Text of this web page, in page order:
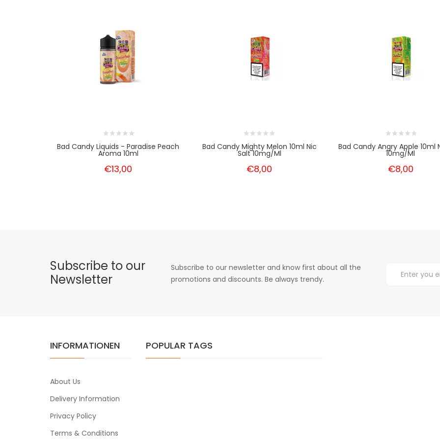
Bad Candy Liquids - Paradise Peach
Aroma 10ml
€13,00
Bad Candy Mighty Melon 10ml Nic
Salt 10mg/ml
€8,00
Bad Candy Angry Apple 10ml
10mg/ml
€8,00
Subscribe to our
Newsletter
Subscribe to our newsletter and know first about all the
promotions and discounts. Be always trendy.
INFORMATIONEN
About Us
Delivery Information
Privacy Policy
Terms & Conditions
POPULAR TAGS